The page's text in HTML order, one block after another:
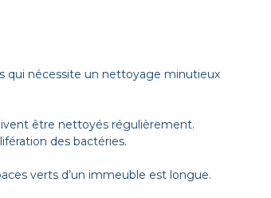
qui nécessite un nettoyage minutieux
être nettoyés régulièrement.
des bactéries.
verts d’un immeuble est longue.